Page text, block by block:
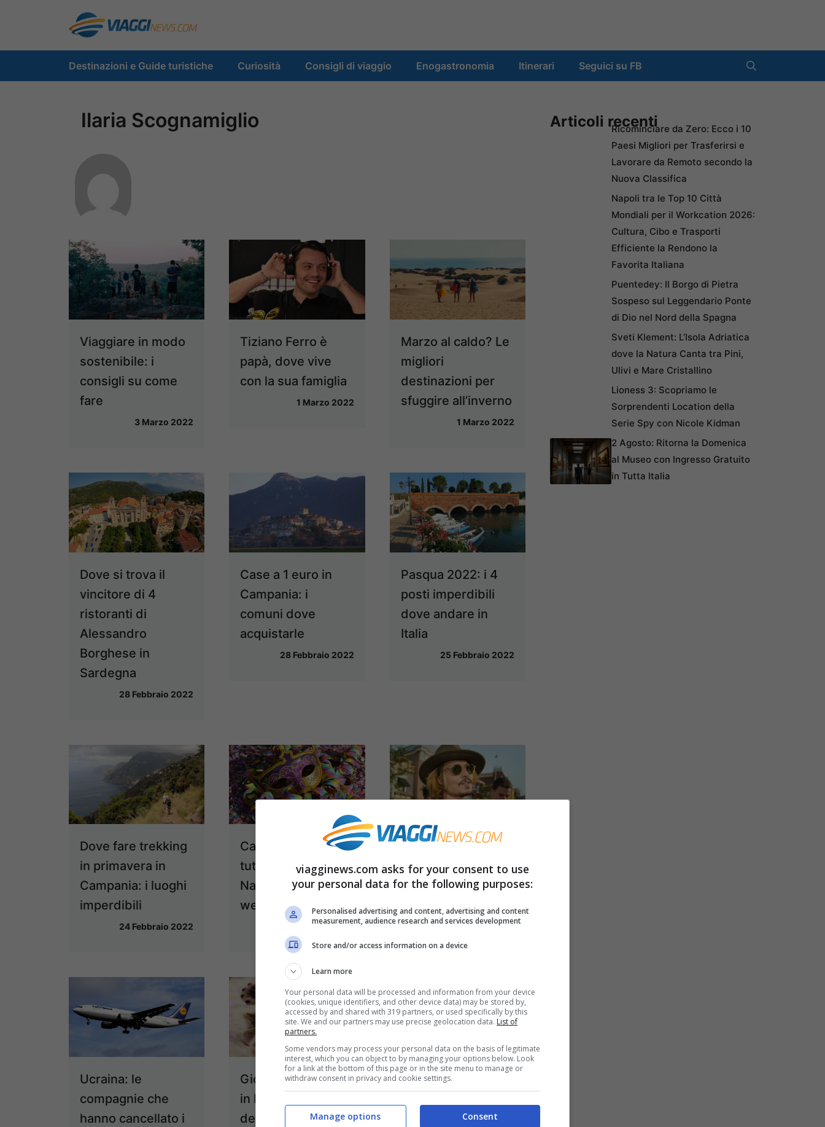
contenuto
Destinazioni e Guide turistiche Curiosità Consigli di viaggio Enogastronomia Itinerari Seguici su FB
Ilaria Scognamiglio
Viaggiare in modo
sostenibile: i
consigli su come
fare
3 Marzo 2022
Tiziano Ferro è
papà, dove vive
con la sua famiglia
1 Marzo 2022
Marzo al caldo? Le
migliori
destinazioni per
sfuggire all’inverno
1 Marzo 2022
Dove si trova il
vincitore di 4
ristoranti di
Alessandro
Borghese in
Sardegna
28 Febbraio 2022
Case a 1 euro in
Campania: i
comuni dove
acquistarle
28 Febbraio 2022
Pasqua 2022: i 4
posti imperdibili
dove andare in
Italia
25 Febbraio 2022
Dove fare trekking
in primavera in
Campania: i luoghi
imperdibili
24 Febbraio 2022
Carnevale 2022:
tutti gli eventi a
Napoli il prossimo
weekend
23 Febbraio 2022
Profumo di Oscar
per Johnny Depp:
dove vive il divo di
Hollywood?
23 Febbraio 2022
Ucraina: le
compagnie che
hanno cancellato i
Giornata del Gatto:
in Italia un paese
dedicato ai nostri
Le maschere di
Campania: da
Articoli recentiRicominciare da Zero: Ecco i 10
Paesi Migliori per Trasferirsi e
Lavorare da Remoto secondo la
Nuova Classifica
Napoli tra le Top 10 Città
Mondiali per il Workcation 2026:
Cultura, Cibo e Trasporti
Efficiente la Rendono la
Favorita Italiana
Puentedey: Il Borgo di Pietra
Sospeso sul Leggendario Ponte
di Dio nel Nord della Spagna
Sveti Klement: L’Isola Adriatica
dove la Natura Canta tra Pini,
Ulivi e Mare Cristallino
Lioness 3: Scopriamo le
Sorprendenti Location della
Serie Spy con Nicole Kidman
2 Agosto: Ritorna la Domenica
al Museo con Ingresso Gratuito
in Tutta Italia
viagginews.com asks for your consent to use
your personal data for the following purposes:
Personalised advertising and content, advertising and content
measurement, audience research and services development
Store and/or access information on a device
Learn more
Your personal data will be processed and information from your device
(cookies, unique identifiers, and other device data) may be stored by,
accessed by and shared with 319 partners, or used specifically by this
site. We and our partners may use precise geolocation data. List of
partners.
Some vendors may process your personal data on the basis of legitimate
interest, which you can object to by managing your options below. Look
for a link at the bottom of this page or in the site menu to manage or
withdraw consent in privacy and cookie settings.
Consent
Manage options